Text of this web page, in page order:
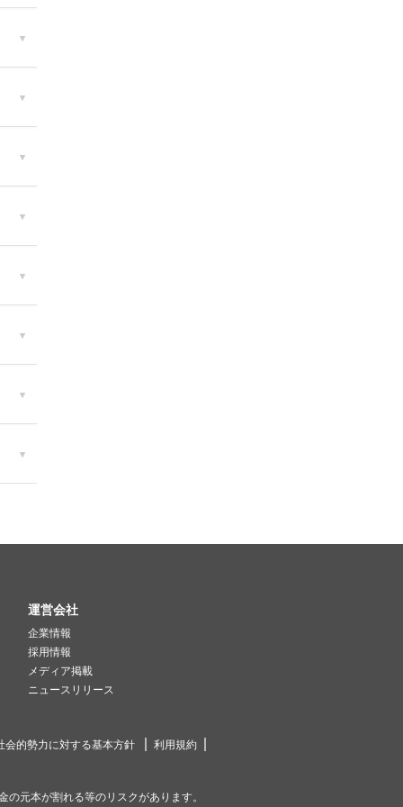
運営会社
企業情報
採用情報
メディア掲載
ニュースリリース
会的勢力に対する基本方針 利用規約
元本が割れる等のリスクがあります。